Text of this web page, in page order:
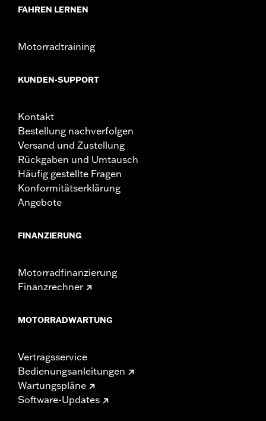
FAHREN LERNEN
Motorradtraining
KUNDEN-SUPPORT
Kontakt
Bestellung nachverfolgen
Versand und Zustellung
Rückgaben und Umtausch
Häufig gestellte Fragen
Konformitätserklärung
Angebote
FINANZIERUNG
Motorradfinanzierung
Finanzrechner
MOTORRADWARTUNG
Vertragsservice
Bedienungsanleitungen
Wartungspläne
Software-Updates